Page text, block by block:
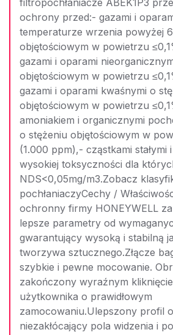
filtropochłaniacze ABEK1P3
ochrony przed:- gazami i
temperaturze wrzenia powyżej
objętościowym w powietrzu
gazami i oparami
objętościowym w powietrzu
gazami i oparami kwaśnymi o
objętościowym w powietrzu
amoniakiem i organicznymi
o stężeniu objętościowym w
(1.000 ppm),- cząstkami stałymi
wysokiej toksyczności dla
NDS<0,05mg/m3.Zobacz
pochłaniaczyCechy /
ochronny firmy HONEYWELL
lepsze parametry od
gwarantujący wysoką i stabilną
tworzywa sztucznego.Złącze
szybkie i pewne mocowanie.
zakończony wyraźnym
użytkownika o prawidłowym
zamocowaniu.Ulepszony profil
niezakłócający pola widzenia i